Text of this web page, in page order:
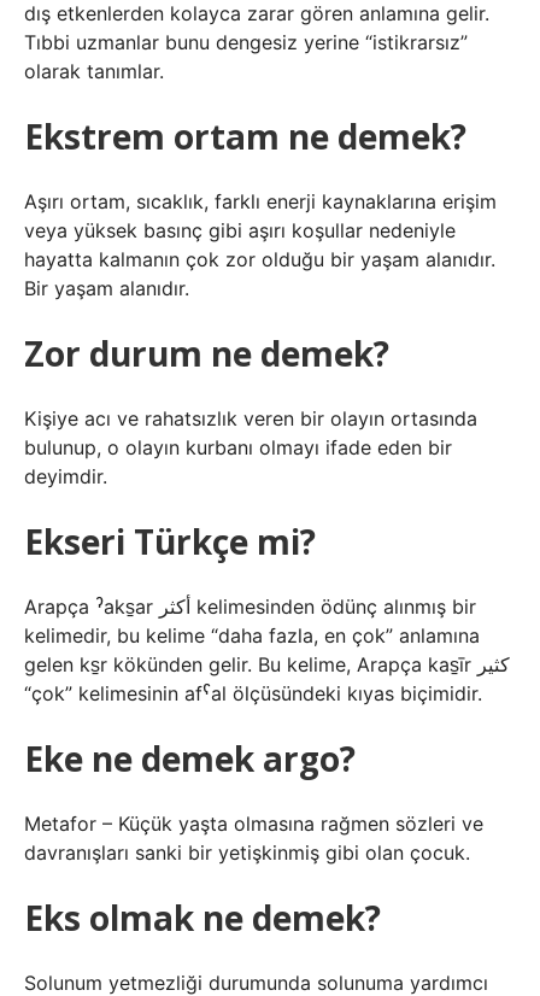
dış etkenlerden kolayca zarar gören anlamına gelir.
Tıbbi uzmanlar bunu dengesiz yerine “istikrarsız”
olarak tanımlar.
Ekstrem ortam ne demek?
Aşırı ortam, sıcaklık, farklı enerji kaynaklarına erişim
veya yüksek basınç gibi aşırı koşullar nedeniyle
hayatta kalmanın çok zor olduğu bir yaşam alanıdır.
Bir yaşam alanıdır.
Zor durum ne demek?
Kişiye acı ve rahatsızlık veren bir olayın ortasında
bulunup, o olayın kurbanı olmayı ifade eden bir
deyimdir.
Ekseri Türkçe mi?
Arapça ˀaks̠ar أكثر kelimesinden ödünç alınmış bir
kelimedir, bu kelime “daha fazla, en çok” anlamına
gelen ks̠r kökünden gelir. Bu kelime, Arapça kas̠īr كثير
“çok” kelimesinin afˁal ölçüsündeki kıyas biçimidir.
Eke ne demek argo?
Metafor – Küçük yaşta olmasına rağmen sözleri ve
davranışları sanki bir yetişkinmiş gibi olan çocuk.
Eks olmak ne demek?
Solunum yetmezliği durumunda solunuma yardımcı